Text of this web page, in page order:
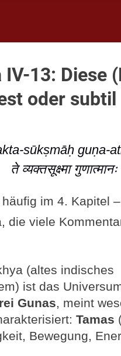
IV-13: Diese
oder
sūkṣmāḥ guṇa-
ते व्यक्तसूक्ष्मा गुणात्मानः
im 4. Kapitel
die viele
(altes indisches
ist das
Gunas, meint
Tamas
Bewegung,